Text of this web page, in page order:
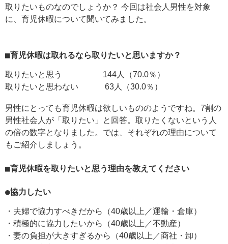
取りたいものなのでしょうか？ 今回は社会人男性を対象
に、育児休暇について聞いてみました。
■育児休暇は取れるなら取りたいと思いますか？
取りたいと思う 144人（70.0％）
取りたいと思わない 63人（30.0％）
男性にとっても育児休暇は欲しいもののようですね。7割の
男性社会人が「取りたい」と回答。取りたくないという人
の倍の数字となりました。では、それぞれの理由について
もご紹介しましょう。
■育児休暇を取りたいと思う理由を教えてください
●協力したい
・夫婦で協力すべきだから（40歳以上／運輸・倉庫）
・積極的に協力したいから（40歳以上／不動産）
・妻の負担が大きすぎるから（40歳以上／商社・卸）